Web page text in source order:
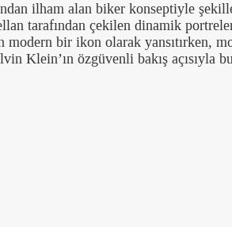
ilham alan biker konseptiyle
tarafından çekilen dinamik
bir ikon olarak yansıtırken,
Klein’ın özgüvenli bakış açısıyla